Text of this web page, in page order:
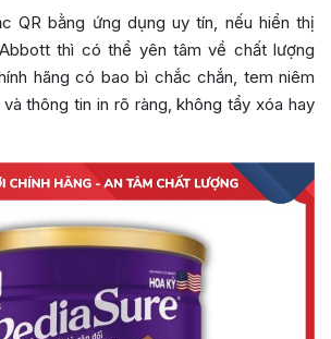
QR bằng ứng dụng uy tín, nếu hiển thị
thì có thể yên tâm về chất lượng
hãng có bao bì chắc chắn, tem niêm
thông tin in rõ ràng, không tẩy xóa hay